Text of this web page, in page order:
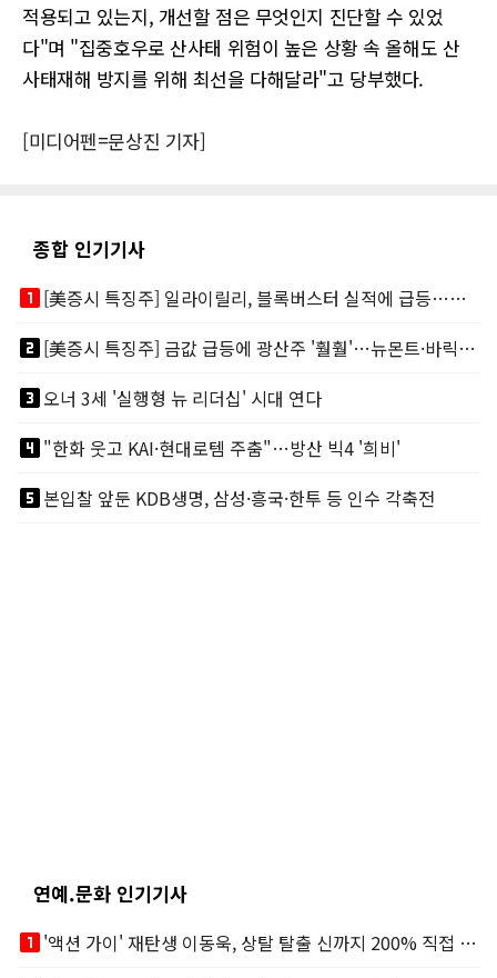
적용되고 있는지, 개선할 점은 무엇인지 진단할 수 있었
다"며 "집중호우로 산사태 위험이 높은 상황 속 올해도 산
사태재해 방지를 위해 최선을 다해달라"고 당부했다.
[미디어펜=문상진 기자]
종합 인기기사
looks_one
[美증시 특징주] 일라이릴리, 블록버스터 실적에 급등…마운자로 매출 폭발
looks_two
[美증시 특징주] 금값 급등에 광산주 '훨훨'…뉴몬트·바릭마이닝 주도
looks_3오너 3세 '실행형 뉴 리더십' 시대 연다
looks_4"한화 웃고 KAI·현대로템 주춤"…방산 빅4 '희비'
looks_5본입찰 앞둔 KDB생명, 삼성·흥국·한투 등 인수 각축전
연예.문화 인기기사
looks_one
'액션 가이' 재탄생 이동욱, 상탈 탈출 신까지 200% 직접 소화